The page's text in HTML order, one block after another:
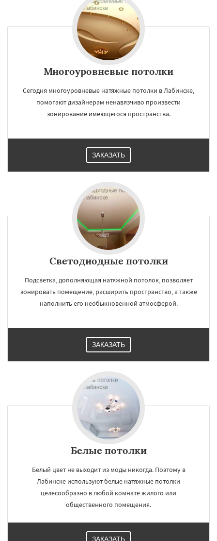
Многоуровневые потолки
Сегодня многоуровневые натяжные потолки в Лабинске,
помогают дизайнерам ненавязчиво произвести
зонирование имеющегося пространства.
ЗАКАЗАТЬ
Светодиодные потолки
Подсветка, дополняющая натяжной потолок, позволяет
зонировать помещение, расширить пространство, а также
наполнить его необыкновенной атмосферой.
ЗАКАЗАТЬ
Белые потолки
Белый цвет не выходит из моды никогда. Поэтому в
Лабинске используют белые натяжные потолки
целесообразно в любой комнате жилого или
общественного помещения.
ЗАКАЗАТЬ